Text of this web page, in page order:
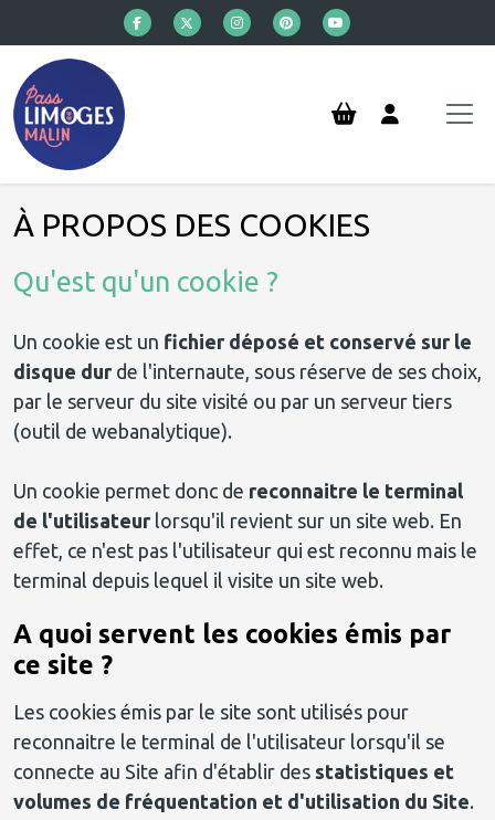
Aller au contenu principal
À PROPOS DES COOKIES
Qu'est qu'un cookie ?
Un cookie est un fichier déposé et conservé sur le
disque dur de l'internaute, sous réserve de ses choix,
par le serveur du site visité ou par un serveur tiers
(outil de webanalytique).
Un cookie permet donc de reconnaitre le terminal
de l'utilisateur lorsqu'il revient sur un site web. En
effet, ce n'est pas l'utilisateur qui est reconnu mais le
terminal depuis lequel il visite un site web.
A quoi servent les cookies émis par
ce site ?
Les cookies émis par le site sont utilisés pour
reconnaitre le terminal de l'utilisateur lorsqu'il se
connecte au Site afin d'établir des statistiques et
volumes de fréquentation et d'utilisation du Site.